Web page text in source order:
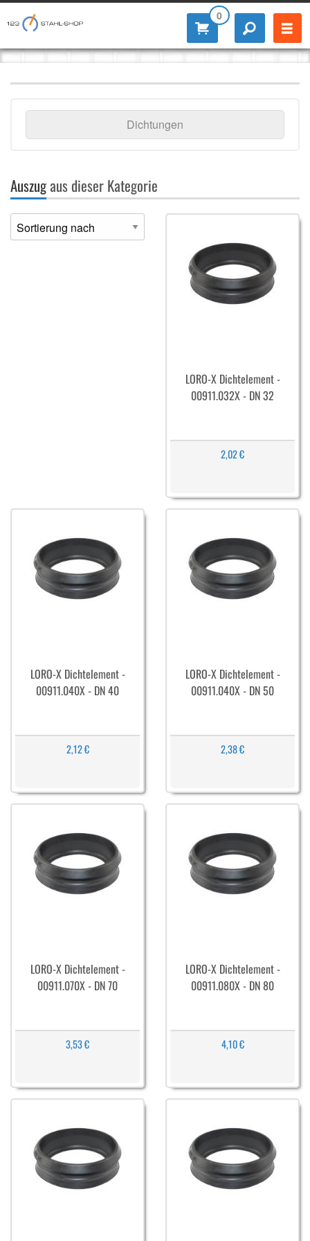
0
Dichtungen
Auszugaus dieser Kategorie
LORO-X Dichtelement -
00911.032X - DN 32
2,02 €
LORO-X Dichtelement -
00911.040X - DN 40
2,12 €
LORO-X Dichtelement -
00911.040X - DN 50
2,38 €
LORO-X Dichtelement -
00911.070X - DN 70
3,53 €
LORO-X Dichtelement -
00911.080X - DN 80
4,10 €